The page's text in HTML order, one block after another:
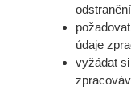
údaje
vyžádat